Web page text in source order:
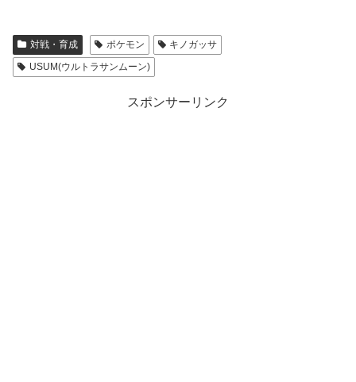
対戦・育成 ポケモン
キノガッサ
USUM(ウルトラサンムーン)
スポンサーリンク